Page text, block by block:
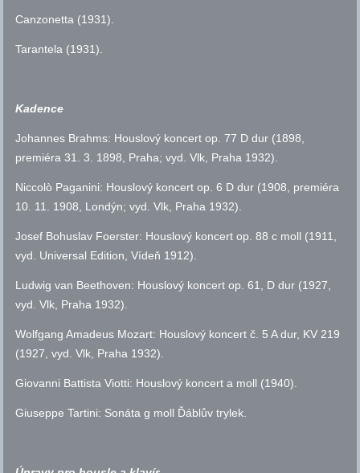
Canzonetta (1931).
Tarantela (1931).
Kadence
Johannes Brahms: Houslový koncertop. 77 D dur (1898,
premiéra 31. 3. 1898, Praha;vyd. Vlk, Praha 1932).
Niccolò Paganini: Houslový koncertop. 6 D dur (1908, premiéra
10. 11. 1908, Londýn;vyd. Vlk, Praha 1932).
Josef Bohuslav Foerster: Houslový koncertop. 88 c moll (1911,
vyd. Universal Edition, Vídeň 1912).
Ludwig van Beethoven: Houslový koncertop. 61, D dur (1927,
vyd. Vlk, Praha 1932).
Wolfgang Amadeus Mozart: Houslový koncertč. 5 A dur, KV 219
(1927,vyd. Vlk, Praha 1932).
Giovanni Battista Viotti: Houslový koncert a moll (1940).
Giuseppe Tartini: Sonáta g moll Ďáblův trylek.